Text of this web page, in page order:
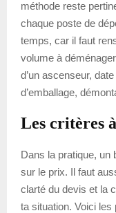
méthode reste
chaque poste de
temps, car il faut
volume à
d’un ascenseur,
d’emballage,
Les critères
Dans la pratique, un
sur le prix. Il faut
clarté du devis et la
ta situation. Voici les